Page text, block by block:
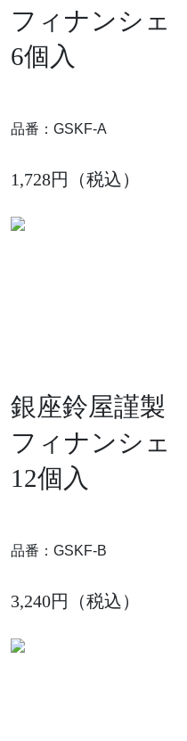
フィナンシェ
6個入
品番：GSKF-A
1,728円（税込）
銀座鈴屋謹製
フィナンシェ
12個入
品番：GSKF-B
3,240円（税込）